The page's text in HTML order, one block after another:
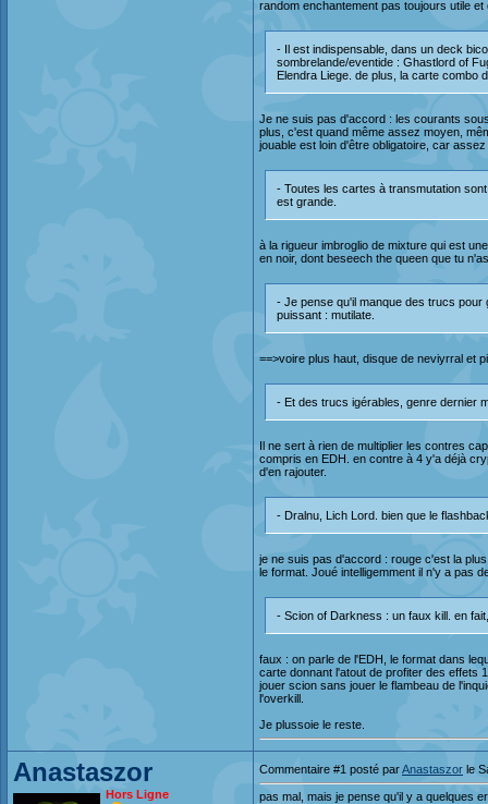
random enchantement pas toujours utile
- Il est indispensable, dans un deck
sombrelande/eventide : Ghastlord of
Elendra Liege. de plus, la carte combo
Je ne suis pas d'accord : les courants
plus, c'est quand même assez moyen,
jouable est loin d'être obligatoire, car
- Toutes les cartes à transmutation
est grande.
à la rigueur imbroglio de mixture qui est
en noir, dont beseech the queen que tu
- Je pense qu'il manque des trucs
puissant : mutilate.
==>voire plus haut, disque de neviyrral et
- Et des trucs igérables, genre dernier
Il ne sert à rien de multiplier les contres
compris en EDH. en contre à 4 y'a déjà
d'en rajouter.
- Dralnu, Lich Lord. bien que le
je ne suis pas d'accord : rouge c'est la
le format. Joué intelligemment il n'y a pas
- Scion of Darkness : un faux kill. en
faux : on parle de l'EDH, le format dans
carte donnant l'atout de profiter des effets
jouer scion sans jouer le flambeau de
l'overkill.
Je plussoie le reste.
Anastaszor
Hors Ligne
Commentaire #1 posté parAnastaszor le
pas mal, mais je pense qu'il y a quelques